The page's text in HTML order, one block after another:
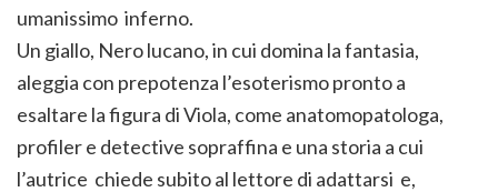
umanissimo inferno.
Un giallo, Nero lucano, in cui domina la fantasia,
aleggia con prepotenza l’esoterismo pronto a
esaltare la figura di Viola, come anatomopatologa,
profiler e detective sopraffina e una storia a cui
l’autrice chiede subito al lettore di adattarsi e,